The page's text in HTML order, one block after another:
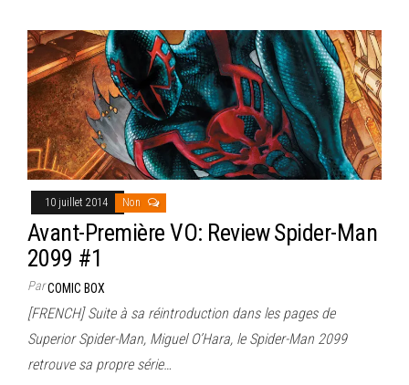
10 juillet 2014 Non
Avant-Première VO: Review Spider-Man
2099 #1
ParCOMIC BOX
[FRENCH] Suite à sa réintroduction dans les pages de
Superior Spider-Man, Miguel O’Hara, le Spider-Man 2099
retrouve sa propre série…